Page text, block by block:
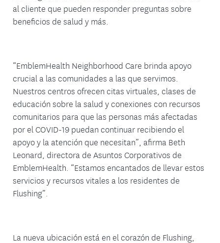
al cliente que pueden responder preguntas sobre
beneficios de salud y más.
“EmblemHealth Neighborhood Care brinda apoyo
crucial a las comunidades a las que servimos.
Nuestros centros ofrecen citas virtuales, clases de
educación sobre la salud y conexiones con recursos
comunitarios para que las personas más afectadas
por el COVID-19 puedan continuar recibiendo el
apoyo y la atención que necesitan”, afirma Beth
Leonard, directora de Asuntos Corporativos de
EmblemHealth. “Estamos encantados de llevar estos
servicios y recursos vitales a los residentes de
Flushing”.
La nueva ubicación está en el corazón de Flushing,